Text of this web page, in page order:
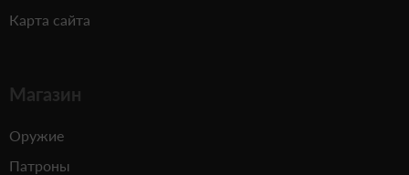
Карта сайта
Магазин
Оружие
Патроны